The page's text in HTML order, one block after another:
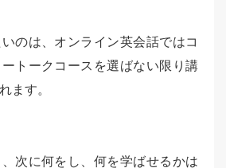
のは、オンライン英会話ではコ
トークコースを選ばない限り講
ます。
次に何をし、何を学ばせるかは